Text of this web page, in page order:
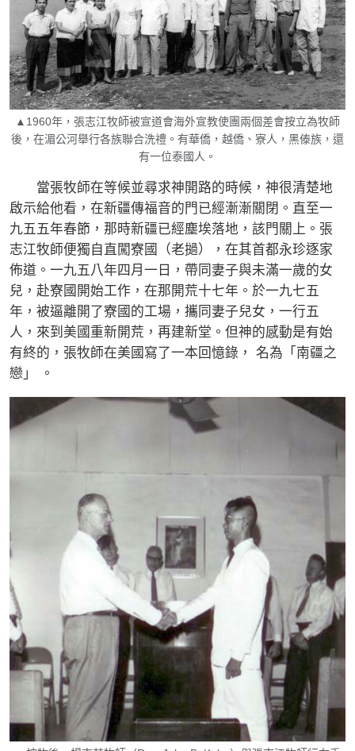
▲1960年，張志江牧師被宣道會海外宣教使團兩個差會按立為牧師
後，在湄公河舉行各族聯合洗禮。有華僑，越僑、寮人，黑傣族，還
有一位泰國人。
當張牧師在等候並尋求神開路的時候，神很清楚地
啟示給他看，在新疆傳福音的門已經漸漸關閉。直至一
九五五年春節，那時新疆已經塵埃落地，該門關上。張
志江牧師便獨自直闖寮國（老撾），在其首都永珍逐家
佈道。一九五八年四月一日，帶同妻子與未滿一歲的女
兒，赴寮國開始工作，在那開荒十七年。於一九七五
年，被逼離開了寮國的工場，攜同妻子兒女，一行五
人，來到美國重新開荒，再建新堂。但神的感動是有始
有終的，張牧師在美國寫了一本回憶錄， 名為「南疆之
戀」 。